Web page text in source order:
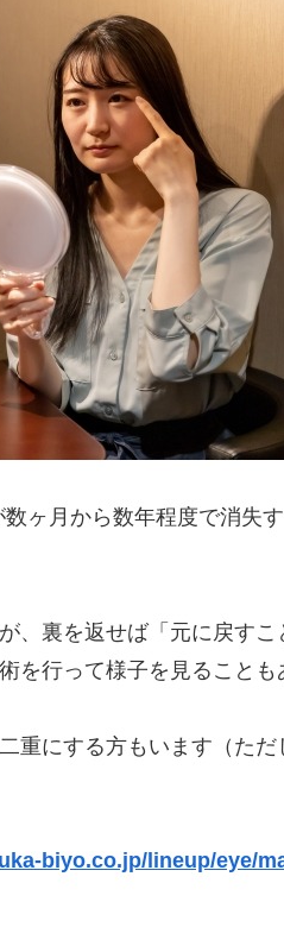
数ヶ月から数年程度で消失
、裏を返せば「元に戻す
を行って様子を見ることも
重にする方もいます（た
biyo.co.jp/lineup/eye/